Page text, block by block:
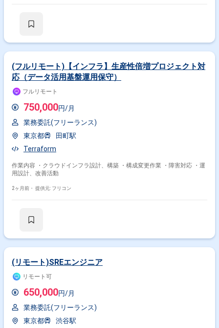
等の改善活動（SRE領域に踏み込んでの業務）
(フルリモート)【インフラ】生産性倍増プロジェクト対
応（データ活用基盤運用保守）
フルリモート
750,000円/月
業務委託(フリーランス)
東京都
田町駅
Terraform
作業内容 ・クラウドインフラ設計、構築 ・構成変更作業 ・障害対応 ・運
用設計、改善活動
2ヶ月前・ 提供元: フリコン
(リモート)SREエンジニア
リモート可
650,000円/月
業務委託(フリーランス)
東京都
渋谷駅